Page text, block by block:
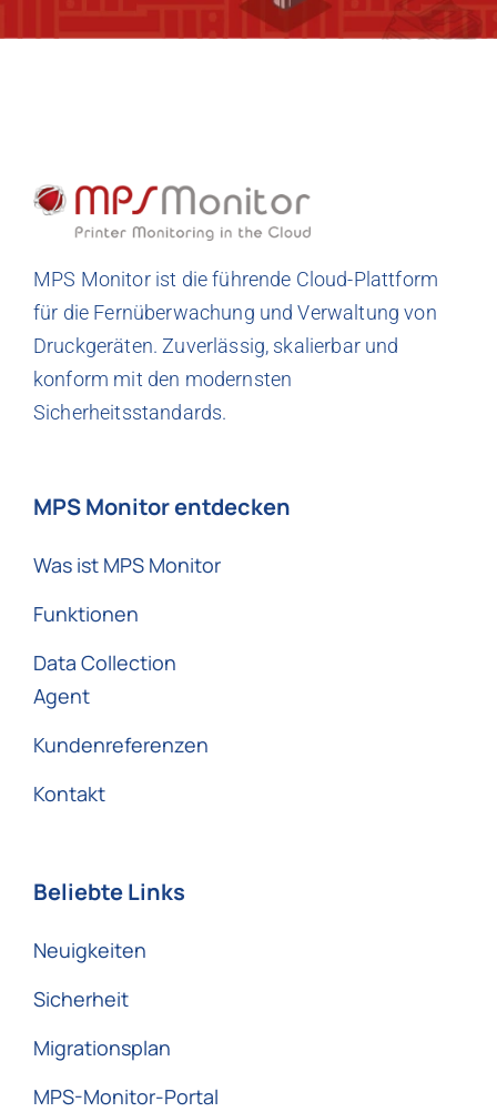
MPS Monitor ist die führende Cloud-Plattform
für die Fernüberwachung und Verwaltung von
Druckgeräten. Zuverlässig, skalierbar und
konform mit den modernsten
Sicherheitsstandards.
MPS Monitor entdecken
Was ist MPS Monitor
Funktionen
Data Collection
Agent
Kundenreferenzen
Kontakt
Beliebte Links
Neuigkeiten
Sicherheit
Migrationsplan
MPS-Monitor-Portal